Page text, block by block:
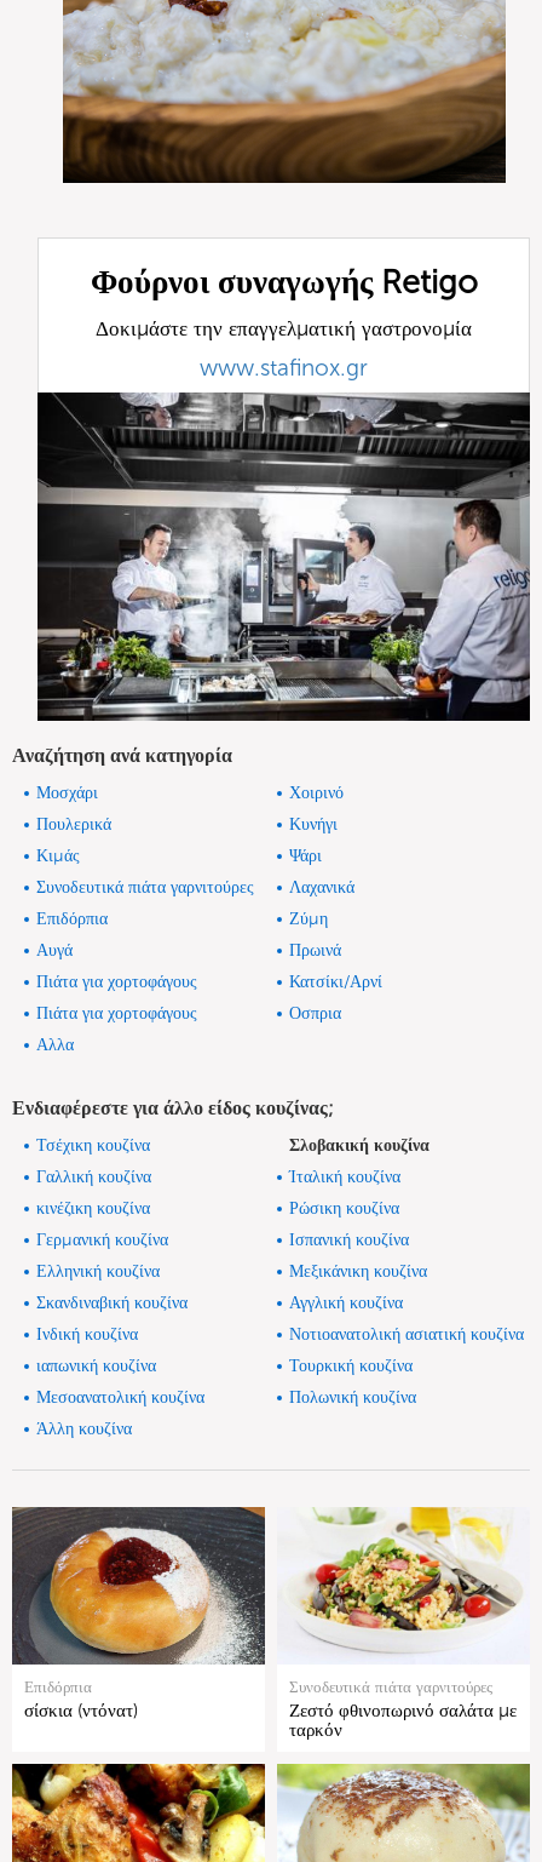
Φούρνοι συναγωγής Retigo
Δοκιμάστε την επαγγελματική γαστρονομία
www.stafinox.gr
Αναζήτηση ανά κατηγορία
Μοσχάρι
Χοιρινό
Πουλερικά
Κυνήγι
Κιμάς
Ψάρι
Συνοδευτικά πιάτα γαρνιτούρες
Λαχανικά
Επιδόρπια
Ζύμη
Αυγά
Πρωινά
Πιάτα για χορτοφάγους
Κατσίκι/Αρνί
Πιάτα για χορτοφάγους
Οσπρια
Αλλα
Ενδιαφέρεστε για άλλο είδος κουζίνας;
Τσέχικη κουζίνα
Σλοβακική κουζίνα
Γαλλική κουζίνα
Ίταλική κουζίνα
κινέζικη κουζίνα
Ρώσικη κουζίνα
Γερμανική κουζίνα
Ισπανική κουζίνα
Ελληνική κουζίνα
Μεξικάνικη κουζίνα
Σκανδιναβική κουζίνα
Αγγλική κουζίνα
Ινδική κουζίνα
Νοτιοανατολική ασιατική κουζίνα
ιαπωνική κουζίνα
Τουρκική κουζίνα
Μεσοανατολική κουζίνα
Πολωνική κουζίνα
Άλλη κουζίνα
Επιδόρπια
σίσκια (ντόνατ)
Συνοδευτικά πιάτα γαρνιτούρες
Ζεστό φθινοπωρινό σαλάτα με
ταρκόν